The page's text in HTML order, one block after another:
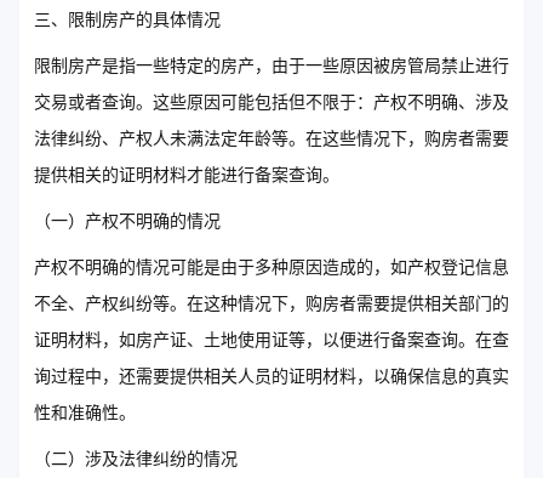
三、限制房产的具体情况
限制房产是指一些特定的房产，由于一些原因被房管局禁止进行
交易或者查询。这些原因可能包括但不限于：产权不明确、涉及
法律纠纷、产权人未满法定年龄等。在这些情况下，购房者需要
提供相关的证明材料才能进行备案查询。
（一）产权不明确的情况
产权不明确的情况可能是由于多种原因造成的，如产权登记信息
不全、产权纠纷等。在这种情况下，购房者需要提供相关部门的
证明材料，如房产证、土地使用证等，以便进行备案查询。在查
询过程中，还需要提供相关人员的证明材料，以确保信息的真实
性和准确性。
（二）涉及法律纠纷的情况